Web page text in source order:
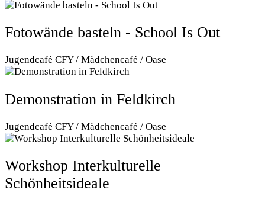
Fotowände basteln - School Is Out
Jugendcafé CFY / Mädchencafé / Oase
Demonstration in Feldkirch
Jugendcafé CFY / Mädchencafé / Oase
Workshop Interkulturelle
Schönheitsideale